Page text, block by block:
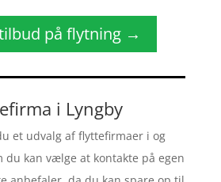
på flytning →
i Lyngby
et udvalg af flyttefirmaer i og
du kan vælge at kontakte på egen